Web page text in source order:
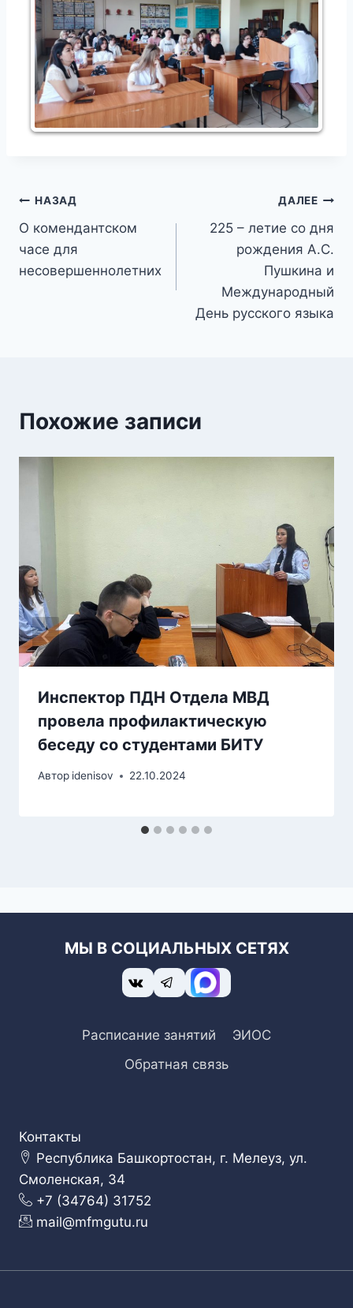
Навигация
по
записям
НАЗАД
О комендантском
часе для
несовершеннолетних
ДАЛЕЕ
225 – летие со дня
рождения А.С.
Пушкина и
Международный
День русского языка
Похожие записи
Инспектор ПДН Отдела МВД
провела профилактическую
беседу со студентами БИТУ
Автор idenisov 22.10.2024
МЫ В СОЦИАЛЬНЫХ СЕТЯХ
Расписание занятий
ЭИОС
Обратная связь
Контакты
Республика Башкортостан, г. Мелеуз, ул.
Смоленская, 34
+7 (34764) 31752
mail@mfmgutu.ru